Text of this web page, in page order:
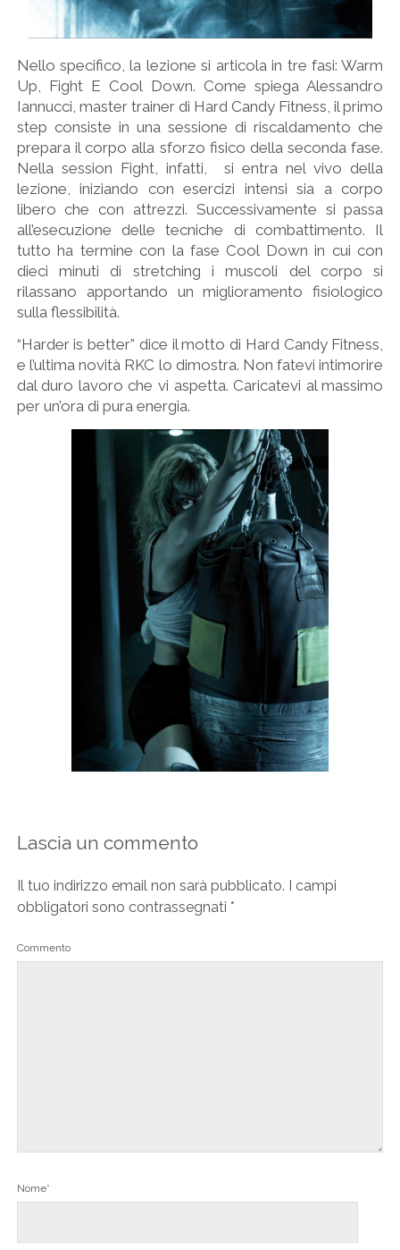
Nello specifico, la lezione si articola in tre fasi: Warm
Up, Fight E Cool Down. Come spiega Alessandro
Iannucci, master trainer di Hard Candy Fitness, il primo
step consiste in una sessione di riscaldamento che
prepara il corpo alla sforzo fisico della seconda fase.
Nella session Fight, infatti, si entra nel vivo della
lezione, iniziando con esercizi intensi sia a corpo
libero che con attrezzi. Successivamente si passa
all’esecuzione delle tecniche di combattimento. Il
tutto ha termine con la fase Cool Down in cui con
dieci minuti di stretching i muscoli del corpo si
rilassano apportando un miglioramento fisiologico
sulla flessibilità.
“Harder is better” dice il motto di Hard Candy Fitness,
e l’ultima novità RKC lo dimostra. Non fatevi intimorire
dal duro lavoro che vi aspetta. Caricatevi al massimo
per un’ora di pura energia.
Lascia un commento
Il tuo indirizzo email non sarà pubblicato. I campi
obbligatori sono contrassegnati *
Commento
Nome*